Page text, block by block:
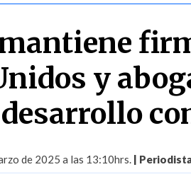
y
de 2025 a las 13:10hrs. |